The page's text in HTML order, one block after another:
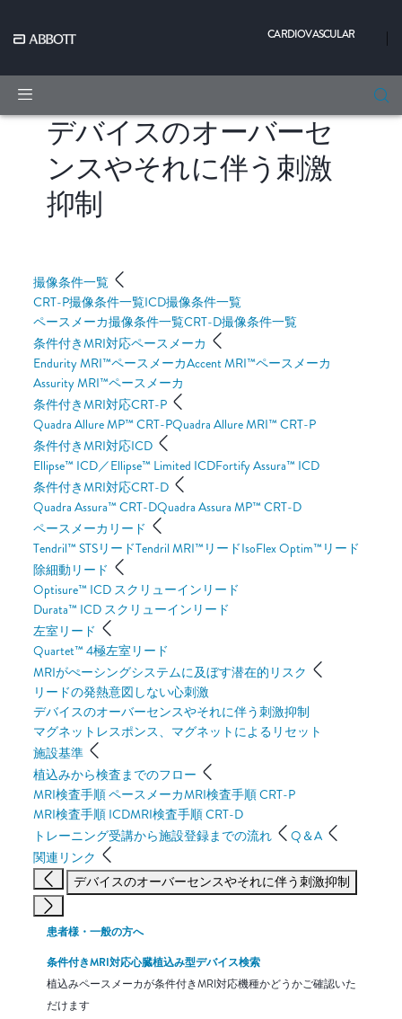
CARDIOVASCULAR |
デバイスのオーバーセ
ンスやそれに伴う刺激
抑制
撮像条件一覧
CRT-P撮像条件一覧ICD撮像条件一覧
ペースメーカ撮像条件一覧CRT-D撮像条件一覧
条件付きMRI対応ペースメーカ
Endurity MRI™ペースメーカAccent MRI™ペースメーカ
Assurity MRI™ペースメーカ
条件付きMRI対応CRT-P
Quadra Allure MP™ CRT-PQuadra Allure MRI™ CRT-P
条件付きMRI対応ICD
Ellipse™ ICD／Ellipse™ Limited ICDFortify Assura™ ICD
条件付きMRI対応CRT-D
Quadra Assura™ CRT-DQuadra Assura MP™ CRT-D
ペースメーカリード
Tendril™ STSリードTendril MRI™リードIsoFlex Optim™リード
除細動リード
Optisure™ ICD スクリューインリード
Durata™ ICD スクリューインリード
左室リード
Quartet™ 4極左室リード
MRIがぺーシングシステムに及ぼす潜在的リスク
リードの発熱意図しない心刺激
デバイスのオーバーセンスやそれに伴う刺激抑制
マグネットレスポンス、マグネットによるリセット
施設基準
植込みから検査までのフロー
MRI検査手順 ペースメーカMRI検査手順 CRT-P
MRI検査手順 ICDMRI検査手順 CRT-D
トレーニング受講から施設登録までの流れ
Q＆A
関連リンク
デバイスのオーバーセンスやそれに伴う刺激抑制
患者様・一般の方へ
条件付きMRI対応心臓植込み型デバイス検索
植込みペースメーカが条件付きMRI対応機種かどうかご確認いた
だけます